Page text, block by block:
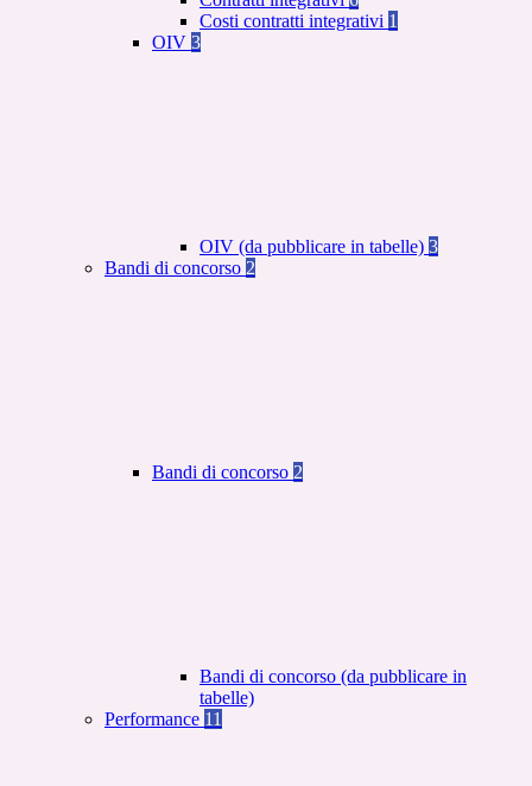
Costi contratti integrativi 1
OIV 3
OIV (da pubblicare in tabelle) 3
Bandi di concorso 2
Bandi di concorso 2
Bandi di concorso (da pubblicare in
tabelle)
Performance 11